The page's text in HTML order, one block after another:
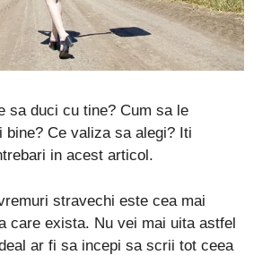
sa duci cu tine? Cum sa le
bine? Ce valiza sa alegi? Iti
in acest articol.
stravechi este cea mai
care exista. Nu vei mai uita astfel
ar fi sa incepi sa scrii tot ceea